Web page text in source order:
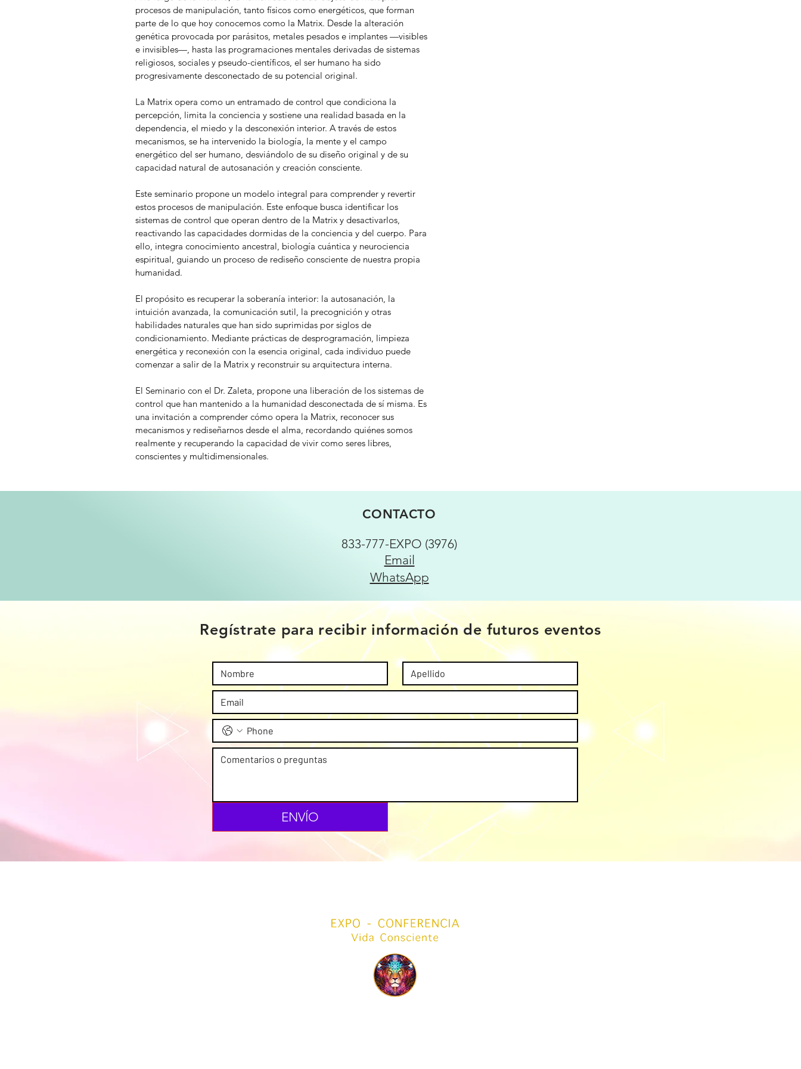
procesos de manipulación, tanto físicos como energéticos, que forman
parte de lo que hoy conocemos como la Matrix. Desde la alteración
genética provocada por parásitos, metales pesados e implantes —visibles
e invisibles—, hasta las programaciones mentales derivadas de sistemas
religiosos, sociales y pseudo-científicos, el ser humano ha sido
progresivamente desconectado de su potencial original.
La Matrix opera como un entramado de control que condiciona la
percepción, limita la conciencia y sostiene una realidad basada en la
dependencia, el miedo y la desconexión interior. A través de estos
mecanismos, se ha intervenido la biología, la mente y el campo
energético del ser humano, desviándolo de su diseño original y de su
capacidad natural de autosanación y creación consciente.
Este seminario propone un modelo integral para comprender y revertir
estos procesos de manipulación. Este enfoque busca identificar los
sistemas de control que operan dentro de la Matrix y desactivarlos,
reactivando las capacidades dormidas de la conciencia y del cuerpo. Para
ello, integra conocimiento ancestral, biología cuántica y neurociencia
espiritual, guiando un proceso de rediseño consciente de nuestra propia
humanidad.
El propósito es recuperar la soberanía interior: la autosanación, la
intuición avanzada, la comunicación sutil, la precognición y otras
habilidades naturales que han sido suprimidas por siglos de
condicionamiento. Mediante prácticas de desprogramación, limpieza
energética y reconexión con la esencia original, cada individuo puede
comenzar a salir de la Matrix y reconstruir su arquitectura interna.
El Seminario con el Dr. Zaleta, propone una liberación de los sistemas de
control que han mantenido a la humanidad desconectada de sí misma. Es
una invitación a comprender cómo opera la Matrix, reconocer sus
mecanismos y rediseñarnos desde el alma, recordando quiénes somos
realmente y recuperando la capacidad de vivir como seres libres,
conscientes y multidimensionales.
CONTACTO
833-777-EXPO (3976)
Email
WhatsApp
Regístrate para recibir información de futuros eventos
ENVÍO